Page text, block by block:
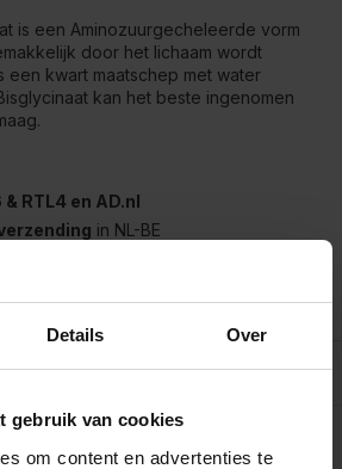
Details Over
gebruik van cookies
om content en advertenties te
is een Aminozuurgecheleerde vorm
door het lichaam wordt
een kwart maatschep met water
kan het beste ingenomen
& RTL4 en AD.nl
in NL-BE